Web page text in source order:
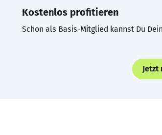
Kostenlos profitieren
Schon als Basis-Mitglied kannst Du
Jetzt